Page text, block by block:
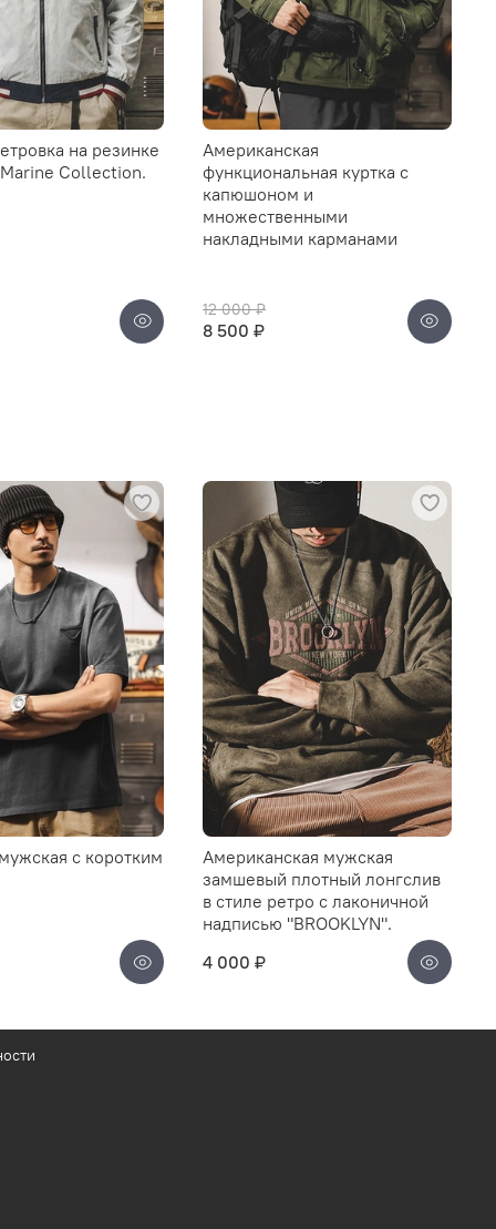
на резинке
Collection.
Американская
функциональная куртка с
капюшоном и
множественными
накладными карманами
12 000 ₽
8 500 ₽
с коротким
Американская мужская
замшевый плотный лонгслив
в стиле ретро с лаконичной
надписью "BROOKLYN".
4 000 ₽